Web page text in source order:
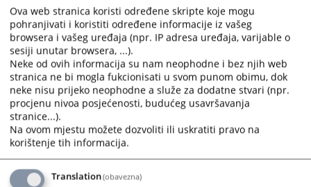
Trenutno nema vijesti
Ova web stranica koristi određene skripte koje mogu
pohranjivati i koristiti određene informacije iz vašeg
browsera i vašeg uređaja (npr. IP adresa uređaja, varijable o
sesiji unutar browsera, ...).
Neke od ovih informacija su nam neophodne i bez njih web
stranica ne bi mogla fukcionisati u svom punom obimu, dok
neke nisu prijeko neophodne a služe za dodatne stvari (npr.
procjenu nivoa posjećenosti, budućeg usavršavanja
stranice...).
Na ovom mjestu možete dozvoliti ili uskratiti pravo na
korištenje tih informacija.
Translation(obavezna)